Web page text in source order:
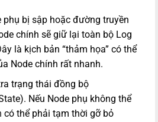
phụ bị sập hoặc đường truyền
chính sẽ giữ lại toàn bộ Log
là kịch bản “thảm họa” có thể
Node chính rất nhanh.
trạng thái đồng bộ
Nếu Node phụ không thể
có thể phải tạm thời gỡ bỏ